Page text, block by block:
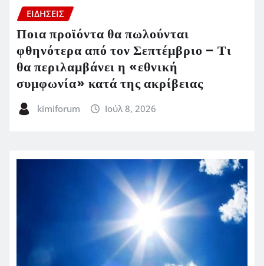
ΕΙΔΗΣΕΙΣ
Ποια προϊόντα θα πωλούνται
φθηνότερα από τον Σεπτέμβριο – Τι
θα περιλαμβάνει η «εθνική
συμφωνία» κατά της ακρίβειας
kimiforum Ιούλ 8, 2026